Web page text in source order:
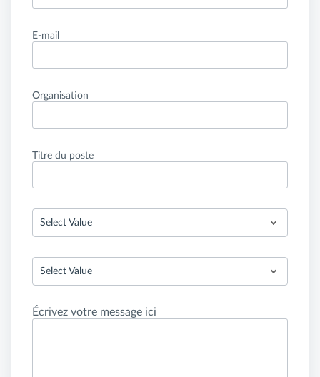
E-mail
Organisation
Titre du poste
Select Value
Select Value
Écrivez votre message ici